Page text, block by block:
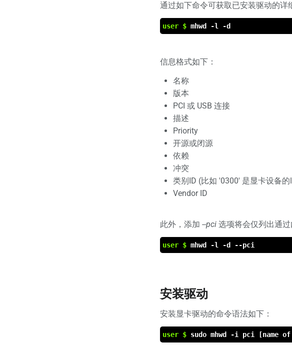
通过如下命令可获取已安装驱动的详
user $ mhwd -l -d
信息格式如下：
名称
版本
PCI 或 USB 连接
描述
Priority
开源或闭源
依赖
冲突
类别ID (比如 '0300' 是显卡设备的
Vendor ID
此外，添加 --pci 选项将会仅列出通
user $ mhwd -l -d --pci
安装驱动
安装显卡驱动的命令语法如下：
user $ sudo mhwd -i pci [name